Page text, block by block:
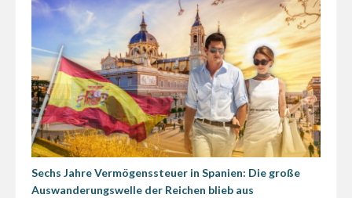
Sechs Jahre Vermögenssteuer in Spanien: Die große
Auswanderungswelle der Reichen blieb aus